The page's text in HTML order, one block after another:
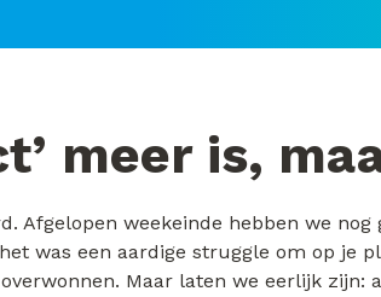
meer is,
weekeinde hebben we
was een aardige struggle om op je
Maar laten we eerlijk